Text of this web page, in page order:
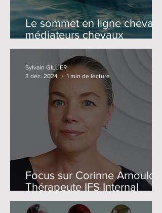
Le sommet en ligne chevaux
médiateurs chevaux
guérisseurs 2025, c'est dans
15 jours, et c'est gratuit!
Focus sur Corinne Arnould,
Thérapeute IFS Internal
Family Systems (Association
IFS France)
Sylvain GILLIER
3 déc. 2024
1 min de lecture